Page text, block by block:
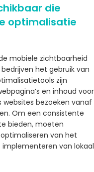
die
optimalisatie
mobiele zichtbaarheid
het gebruik van
zijn
en inhoud voor
bezoeken vanaf
Om een ​​consistente
bieden, moeten
van het
implementeren van lokaal